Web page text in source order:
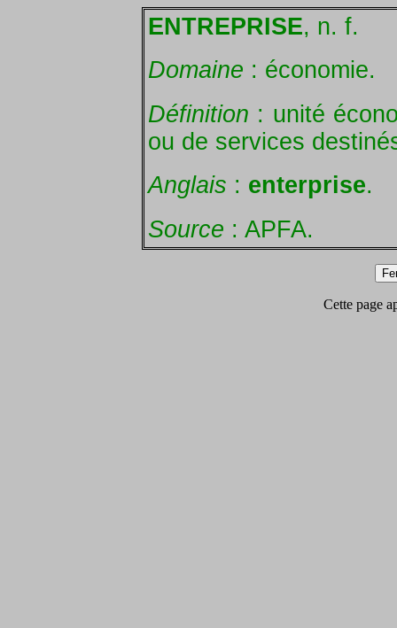
ENTREPRISE, n. f.
Domaine : économie.
Définition : unité
ou de services
Anglais : enterprise.
Source : APFA.
Cette page